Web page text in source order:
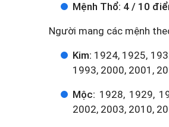
Mệnh Thổ: 4 / 10
Người mang các mệnh
Kim: 1924, 1925,
1993, 2000, 2001,
Mộc: 1928, 1929,
2002, 2003, 2010,